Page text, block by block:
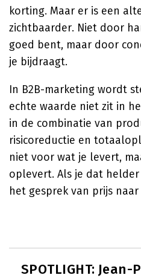
korting. Maar er is een
zichtbaarder. Niet door
goed bent, maar door
je bijdraagt.
In B2B-marketing wordt
echte waarde niet zit in
in de combinatie van
risicoreductie en
niet voor wat je levert,
oplevert. Als je dat
het gesprek van prijs naar
SPOTLIGHT: